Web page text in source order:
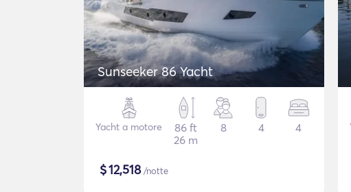
Sunseeker 86 Yacht
Yacht a motore
86 ft
26 m
8 4 4
$12,518/notte